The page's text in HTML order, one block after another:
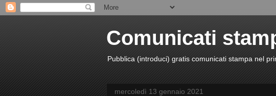
Comunicati
Pubblica (introduci) gratis comunicati stampa nel
mercoledì 13 gennaio 2021